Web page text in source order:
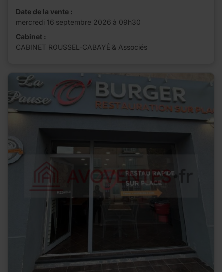
Date de la vente :
mercredi 16 septembre 2026 à 09h30
Cabinet :
CABINET ROUSSEL-CABAYÉ & Associés